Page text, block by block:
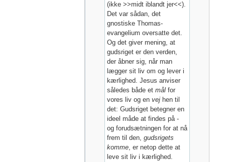
(ikke >>midt iblandt jer<<).
Det var sådan, det
gnostiske Thomas-
evangelium oversatte det.
Og det giver mening, at
gudsriget er den verden,
der åbner sig, når man
lægger sit liv om og lever i
kærlighed. Jesus anviser
således både et mål for
vores liv og en vej hen til
det: Gudsriget betegner en
ideel måde at findes på -
og forudsætningen for at nå
frem til den, gudsrigets
komme, er netop dette at
leve sit liv i kærlighed.